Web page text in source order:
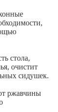
стола,
очистит
сидушек.
ржавчины